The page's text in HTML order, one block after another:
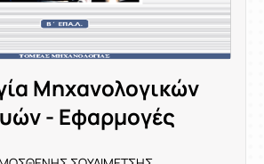
Μηχανολογικών
- Εφαρμογές